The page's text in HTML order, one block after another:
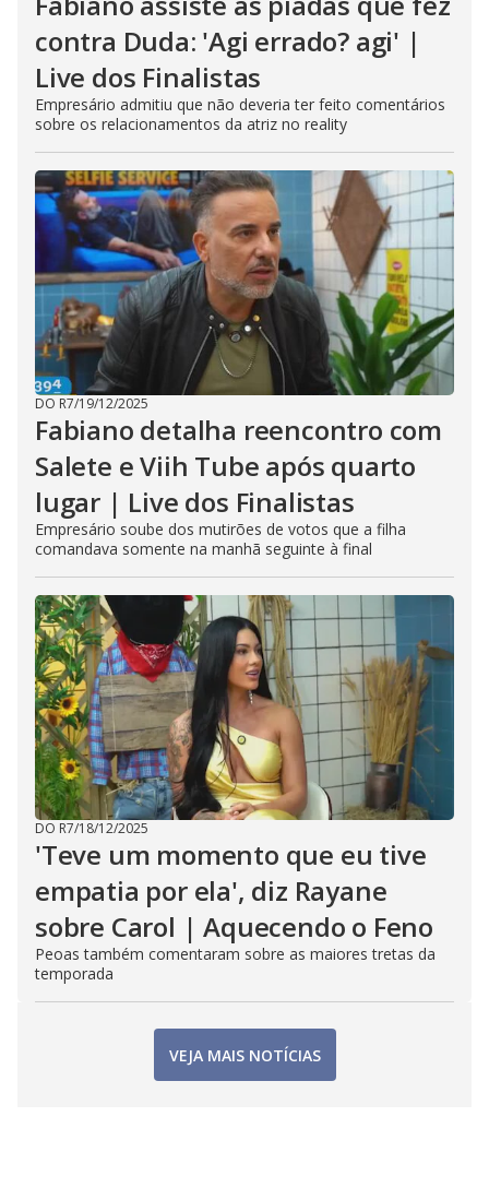
contra Duda: 'Agi errado? agi' |
Live dos Finalistas
Empresário admitiu que não deveria ter feito comentários
sobre os relacionamentos da atriz no reality
DO R7/19/12/2025
Fabiano detalha reencontro com
Salete e Viih Tube após quarto
lugar | Live dos Finalistas
Empresário soube dos mutirões de votos que a filha
comandava somente na manhã seguinte à final
DO R7/18/12/2025
'Teve um momento que eu tive
empatia por ela', diz Rayane
sobre Carol | Aquecendo o Feno
Peoas também comentaram sobre as maiores tretas da
temporada
VEJA MAIS NOTÍCIAS